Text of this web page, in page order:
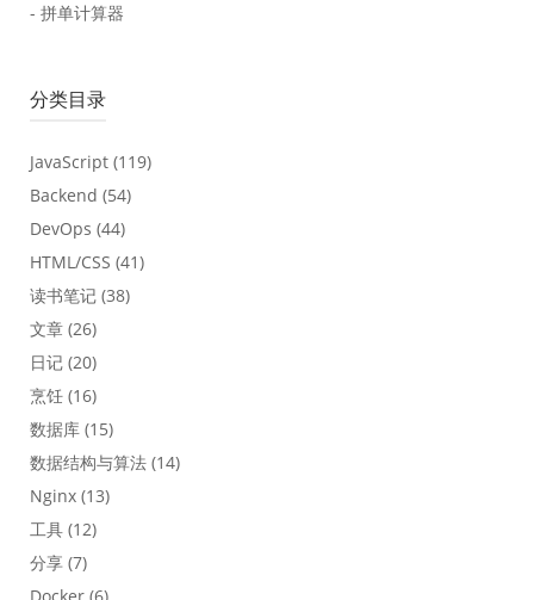
- 拼单计算器
分类目录
JavaScript (119)
Backend (54)
DevOps (44)
HTML/CSS (41)
读书笔记 (38)
文章 (26)
日记 (20)
烹饪 (16)
数据库 (15)
数据结构与算法 (14)
Nginx (13)
工具 (12)
分享 (7)